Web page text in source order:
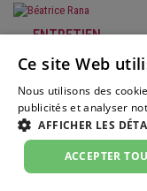
ENTRETIEN
Béatrice Rana
3 octobre 2022
« La musique, c'est
musiciens, Beatrice
Ce site Web
Nous utilisons des
publicités et analyser
AFFICHER LES
ACCEPTER